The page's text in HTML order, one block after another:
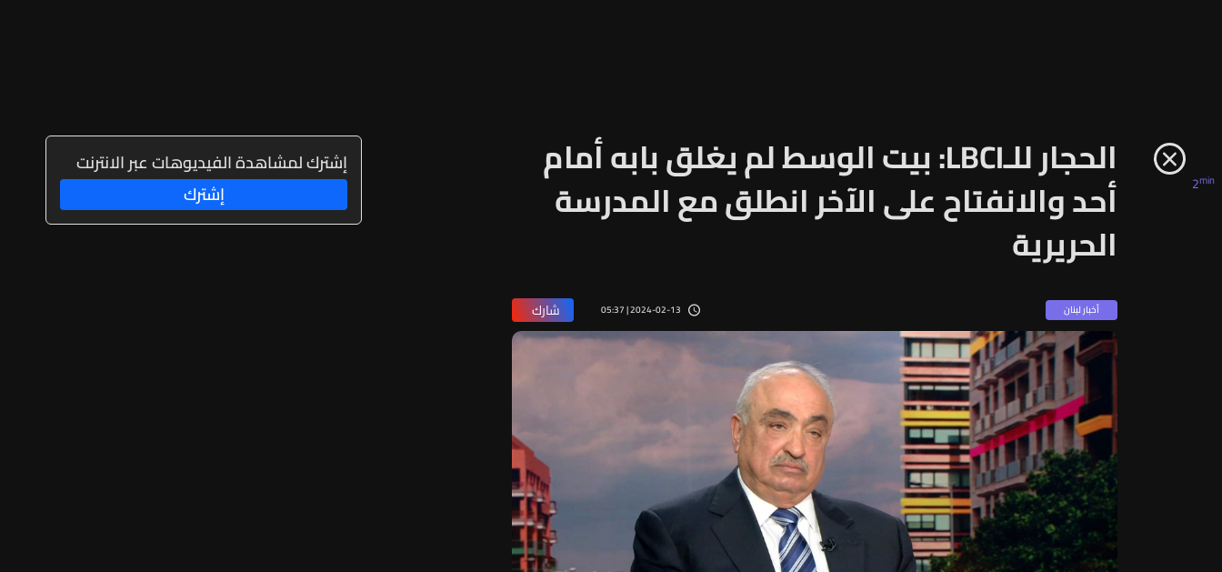
2min الحجار للـLBCI: بيت الوسط لم يغلق بابه أمام
أحد والانفتاح على الآخر انطلق مع المدرسة
الحريرية
أخبار لبنان 2024-02-13 | 05:37 شارك
إشترك لمشاهدة الفيديوهات عبر الانترنت
إشترك